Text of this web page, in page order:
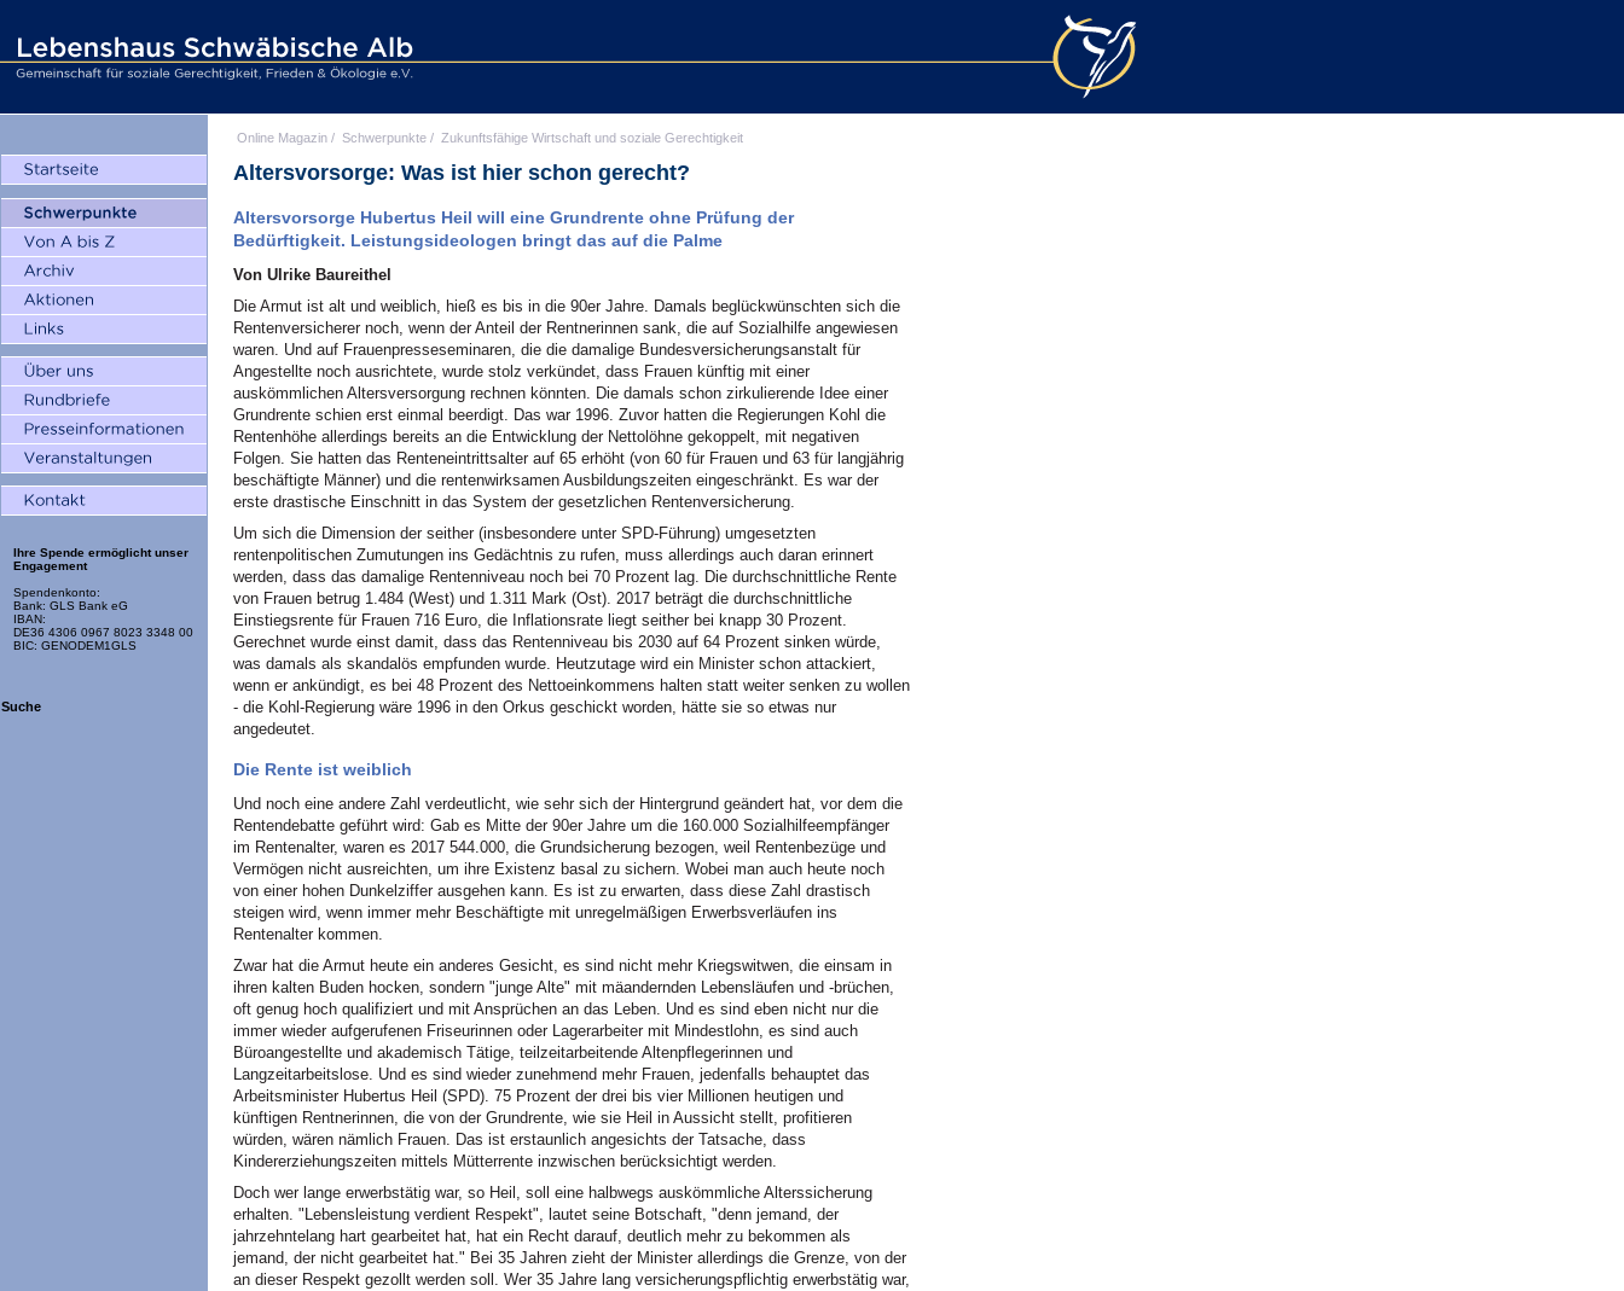
Ihre Spende ermöglicht unser
Engagement
Spendenkonto:
Bank: GLS Bank eG
IBAN:
DE36 4306 0967 8023 3348 00
BIC: GENODEM1GLS
Suche
Online Magazin / Schwerpunkte / Zukunftsfähige Wirtschaft und soziale Gerechtigkeit
Altersvorsorge: Was ist hier schon gerecht?
Altersvorsorge Hubertus Heil will eine Grundrente ohne Prüfung der
Bedürftigkeit. Leistungsideologen bringt das auf die Palme
Von Ulrike Baureithel
Die Armut ist alt und weiblich, hieß es bis in die 90er Jahre. Damals beglückwünschten sich die
Rentenversicherer noch, wenn der Anteil der Rentnerinnen sank, die auf Sozialhilfe angewiesen
waren. Und auf Frauenpresseseminaren, die die damalige Bundesversicherungsanstalt für
Angestellte noch ausrichtete, wurde stolz verkündet, dass Frauen künftig mit einer
auskömmlichen Altersversorgung rechnen könnten. Die damals schon zirkulierende Idee einer
Grundrente schien erst einmal beerdigt. Das war 1996. Zuvor hatten die Regierungen Kohl die
Rentenhöhe allerdings bereits an die Entwicklung der Nettolöhne gekoppelt, mit negativen
Folgen. Sie hatten das Renteneintrittsalter auf 65 erhöht (von 60 für Frauen und 63 für langjährig
beschäftigte Männer) und die rentenwirksamen Ausbildungszeiten eingeschränkt. Es war der
erste drastische Einschnitt in das System der gesetzlichen Rentenversicherung.
Um sich die Dimension der seither (insbesondere unter SPD-Führung) umgesetzten
rentenpolitischen Zumutungen ins Gedächtnis zu rufen, muss allerdings auch daran erinnert
werden, dass das damalige Rentenniveau noch bei 70 Prozent lag. Die durchschnittliche Rente
von Frauen betrug 1.484 (West) und 1.311 Mark (Ost). 2017 beträgt die durchschnittliche
Einstiegsrente für Frauen 716 Euro, die Inflationsrate liegt seither bei knapp 30 Prozent.
Gerechnet wurde einst damit, dass das Rentenniveau bis 2030 auf 64 Prozent sinken würde,
was damals als skandalös empfunden wurde. Heutzutage wird ein Minister schon attackiert,
wenn er ankündigt, es bei 48 Prozent des Nettoeinkommens halten statt weiter senken zu wollen
- die Kohl-Regierung wäre 1996 in den Orkus geschickt worden, hätte sie so etwas nur
angedeutet.
Die Rente ist weiblich
Und noch eine andere Zahl verdeutlicht, wie sehr sich der Hintergrund geändert hat, vor dem die
Rentendebatte geführt wird: Gab es Mitte der 90er Jahre um die 160.000 Sozialhilfeempfänger
im Rentenalter, waren es 2017 544.000, die Grundsicherung bezogen, weil Rentenbezüge und
Vermögen nicht ausreichten, um ihre Existenz basal zu sichern. Wobei man auch heute noch
von einer hohen Dunkelziffer ausgehen kann. Es ist zu erwarten, dass diese Zahl drastisch
steigen wird, wenn immer mehr Beschäftigte mit unregelmäßigen Erwerbsverläufen ins
Rentenalter kommen.
Zwar hat die Armut heute ein anderes Gesicht, es sind nicht mehr Kriegswitwen, die einsam in
ihren kalten Buden hocken, sondern "junge Alte" mit mäandernden Lebensläufen und -brüchen,
oft genug hoch qualifiziert und mit Ansprüchen an das Leben. Und es sind eben nicht nur die
immer wieder aufgerufenen Friseurinnen oder Lagerarbeiter mit Mindestlohn, es sind auch
Büroangestellte und akademisch Tätige, teilzeitarbeitende Altenpflegerinnen und
Langzeitarbeitslose. Und es sind wieder zunehmend mehr Frauen, jedenfalls behauptet das
Arbeitsminister Hubertus Heil (SPD). 75 Prozent der drei bis vier Millionen heutigen und
künftigen Rentnerinnen, die von der Grundrente, wie sie Heil in Aussicht stellt, profitieren
würden, wären nämlich Frauen. Das ist erstaunlich angesichts der Tatsache, dass
Kindererziehungszeiten mittels Mütterrente inzwischen berücksichtigt werden.
Doch wer lange erwerbstätig war, so Heil, soll eine halbwegs auskömmliche Alterssicherung
erhalten. "Lebensleistung verdient Respekt", lautet seine Botschaft, "denn jemand, der
jahrzehntelang hart gearbeitet hat, hat ein Recht darauf, deutlich mehr zu bekommen als
jemand, der nicht gearbeitet hat." Bei 35 Jahren zieht der Minister allerdings die Grenze, von der
an dieser Respekt gezollt werden soll. Wer 35 Jahre lang versicherungspflichtig erwerbstätig war,